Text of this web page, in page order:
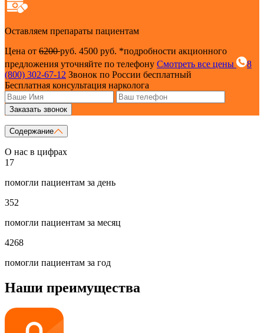
Оставляем препараты пациентам
Цена от 6200руб. 4500 руб. *подробности акционного
предложения уточняйте по телефону Смотреть все цены
8
(800) 302-67-12 Звонок по России бесплатный
Бесплатная консультация нарколога
Заказать звонок
Содержание
О нас в цифрах
17
помогли пациентам за день
352
помогли пациентам за месяц
4268
помогли пациентам за год
Наши преимущества